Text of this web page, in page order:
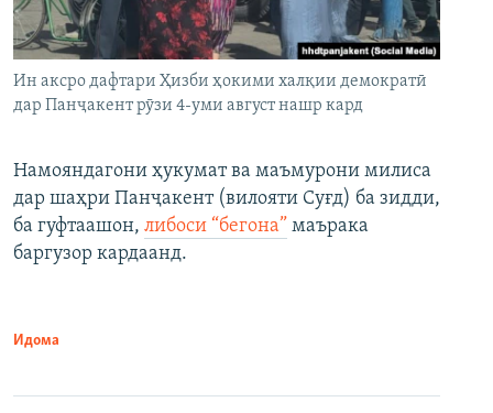
Ин аксро дафтари Ҳизби ҳокими халқии демократӣ
дар Панҷакент рӯзи 4-уми август нашр кард
Намояндагони ҳукумат ва маъмурони милиса
дар шаҳри Панҷакент (вилояти Суғд) ба зидди,
ба гуфтаашон, либоси “бегона” маърака
баргузор кардаанд.
Идома